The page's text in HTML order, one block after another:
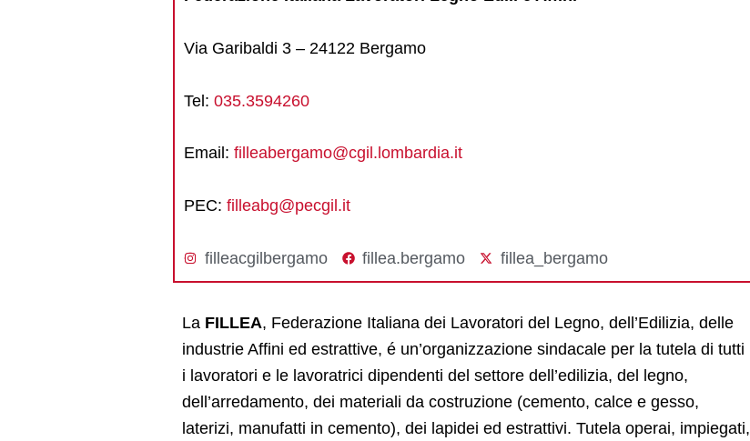
Via Garibaldi 3 – 24122 Bergamo
Tel: 035.3594260
Email: filleabergamo@cgil.lombardia.it
PEC: filleabg@pecgil.it
filleacgilbergamo fillea.bergamo fillea_bergamo
La FILLEA, Federazione Italiana dei Lavoratori del Legno, dell’Edilizia, delle
industrie Affini ed estrattive, é un’organizzazione sindacale per la tutela di tutti
i lavoratori e le lavoratrici dipendenti del settore dell’edilizia, del legno,
dell’arredamento, dei materiali da costruzione (cemento, calce e gesso,
laterizi, manufatti in cemento), dei lapidei ed estrattivi. Tutela operai, impiegati,